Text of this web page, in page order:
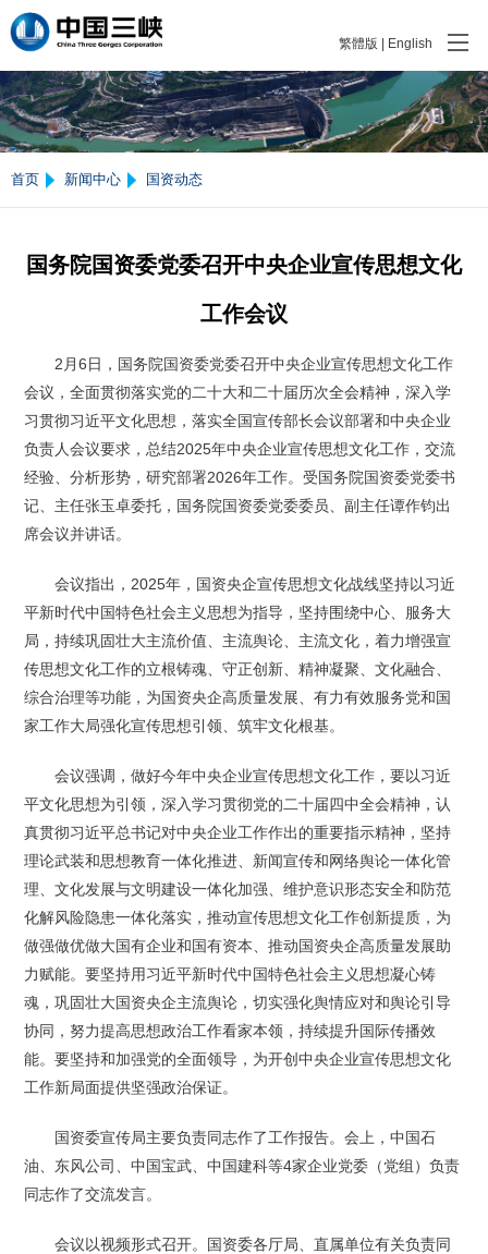
繁體版 English
首页 新闻中心 国资动态
国务院国资委党委召开中央企业宣传思想文化
工作会议
2月6日，国务院国资委党委召开中央企业宣传思想文化工作
会议，全面贯彻落实党的二十大和二十届历次全会精神，深入学
习贯彻习近平文化思想，落实全国宣传部长会议部署和中央企业
负责人会议要求，总结2025年中央企业宣传思想文化工作，交流
经验、分析形势，研究部署2026年工作。受国务院国资委党委书
记、主任张玉卓委托，国务院国资委党委委员、副主任谭作钧出
席会议并讲话。
会议指出，2025年，国资央企宣传思想文化战线坚持以习近
平新时代中国特色社会主义思想为指导，坚持围绕中心、服务大
局，持续巩固壮大主流价值、主流舆论、主流文化，着力增强宣
传思想文化工作的立根铸魂、守正创新、精神凝聚、文化融合、
综合治理等功能，为国资央企高质量发展、有力有效服务党和国
家工作大局强化宣传思想引领、筑牢文化根基。
会议强调，做好今年中央企业宣传思想文化工作，要以习近
平文化思想为引领，深入学习贯彻党的二十届四中全会精神，认
真贯彻习近平总书记对中央企业工作作出的重要指示精神，坚持
理论武装和思想教育一体化推进、新闻宣传和网络舆论一体化管
理、文化发展与文明建设一体化加强、维护意识形态安全和防范
化解风险隐患一体化落实，推动宣传思想文化工作创新提质，为
做强做优做大国有企业和国有资本、推动国资央企高质量发展助
力赋能。要坚持用习近平新时代中国特色社会主义思想凝心铸
魂，巩固壮大国资央企主流舆论，切实强化舆情应对和舆论引导
协同，努力提高思想政治工作看家本领，持续提升国际传播效
能。要坚持和加强党的全面领导，为开创中央企业宣传思想文化
工作新局面提供坚强政治保证。
国资委宣传局主要负责同志作了工作报告。会上，中国石
油、东风公司、中国宝武、中国建科等4家企业党委（党组）负责
同志作了交流发言。
会议以视频形式召开。国资委各厅局、直属单位有关负责同